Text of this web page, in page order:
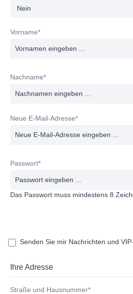
Vorname*
Nachname*
Neue E-Mail-Adresse*
Passwort*
Das Passwort muss mindestens 8
Senden Sie mir Nachrichten und
Ihre Adresse
Straße und Hausnummer*